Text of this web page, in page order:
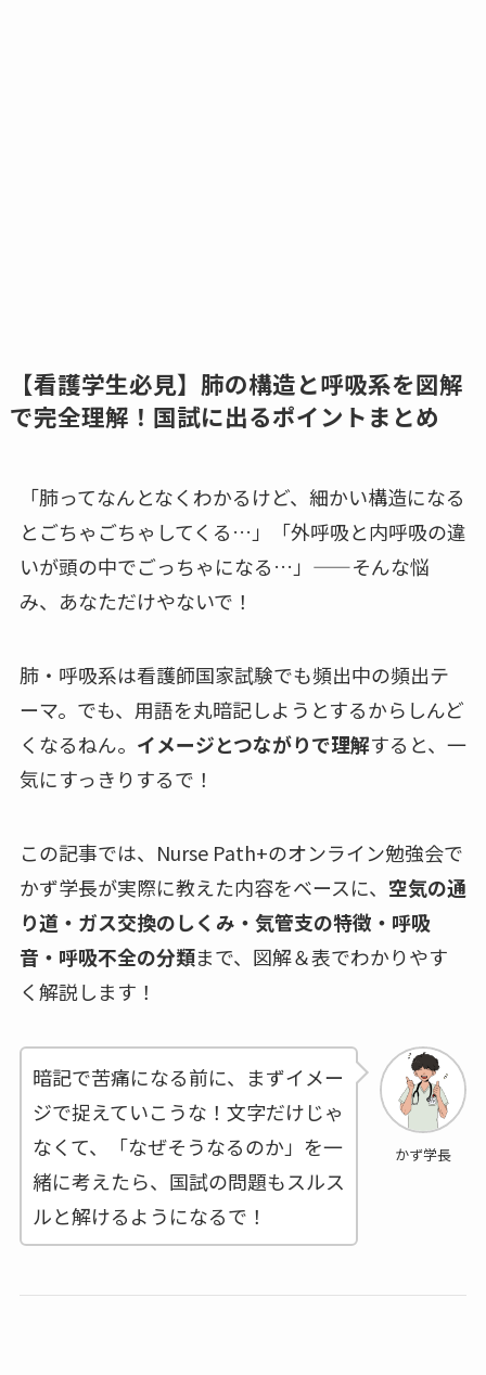
【看護学生必見】肺の構造と呼吸系を図解
で完全理解！国試に出るポイントまとめ
「肺ってなんとなくわかるけど、細かい構造になる
とごちゃごちゃしてくる…」「外呼吸と内呼吸の違
いが頭の中でごっちゃになる…」——そんな悩
み、あなただけやないで！
肺・呼吸系は看護師国家試験でも頻出中の頻出テ
ーマ。でも、用語を丸暗記しようとするからしんど
くなるねん。 イメージとつながりで理解すると、一
気にすっきりするで！
この記事では、Nurse Path+のオンライン勉強会で
かず学長が実際に教えた内容をベースに、 空気の通
り道・ガス交換のしくみ・気管支の特徴・呼吸
音・呼吸不全の分類まで、図解＆表でわかりやす
く解説します！
かず学長
暗記で苦痛になる前に、まずイメー
ジで捉えていこうな！文字だけじゃ
なくて、「なぜそうなるのか」を一
緒に考えたら、国試の問題もスルス
ルと解けるようになるで！